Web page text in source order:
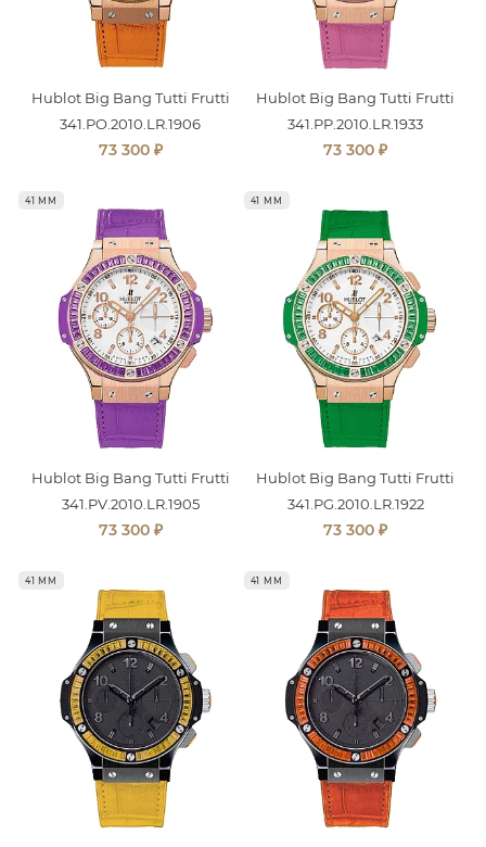
Hublot Big Bang Tutti Frutti
341.PO.2010.LR.1906
73 300 ₽
Hublot Big Bang Tutti Frutti
341.PP.2010.LR.1933
73 300 ₽
41 ММ
Hublot Big Bang Tutti Frutti
341.PV.2010.LR.1905
73 300 ₽
41 ММ
Hublot Big Bang Tutti Frutti
341.PG.2010.LR.1922
73 300 ₽
41 ММ 41 ММ